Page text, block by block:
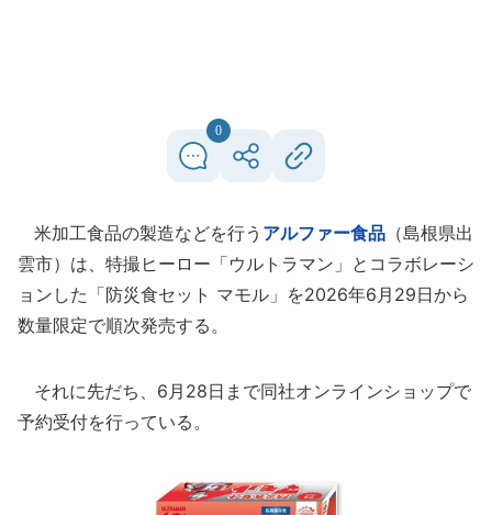
0
米加工食品の製造などを行う アルファー食品 （島根県出
雲市）は、特撮ヒーロー「ウルトラマン」とコラボレーシ
ョンした「防災食セット マモル」を2026年6月29日から
数量限定で順次発売する。
それに先だち、6月28日まで同社オンラインショップで
予約受付を行っている。